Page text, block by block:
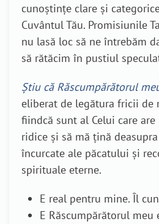
cunoștințe clare și
Cuvântul Tău. Promisiunile
nu lasă loc să ne întrebăm
să rătăcim în pustiul
Știu că Răscumpărătorul
eliberat de legătura fricii de
fiindcă sunt al Celui care are
ridice și să mă țină
încurcate ale păcatului și
spirituale eterne.
E real pentru mine. Îl
E Răscumpărătorul